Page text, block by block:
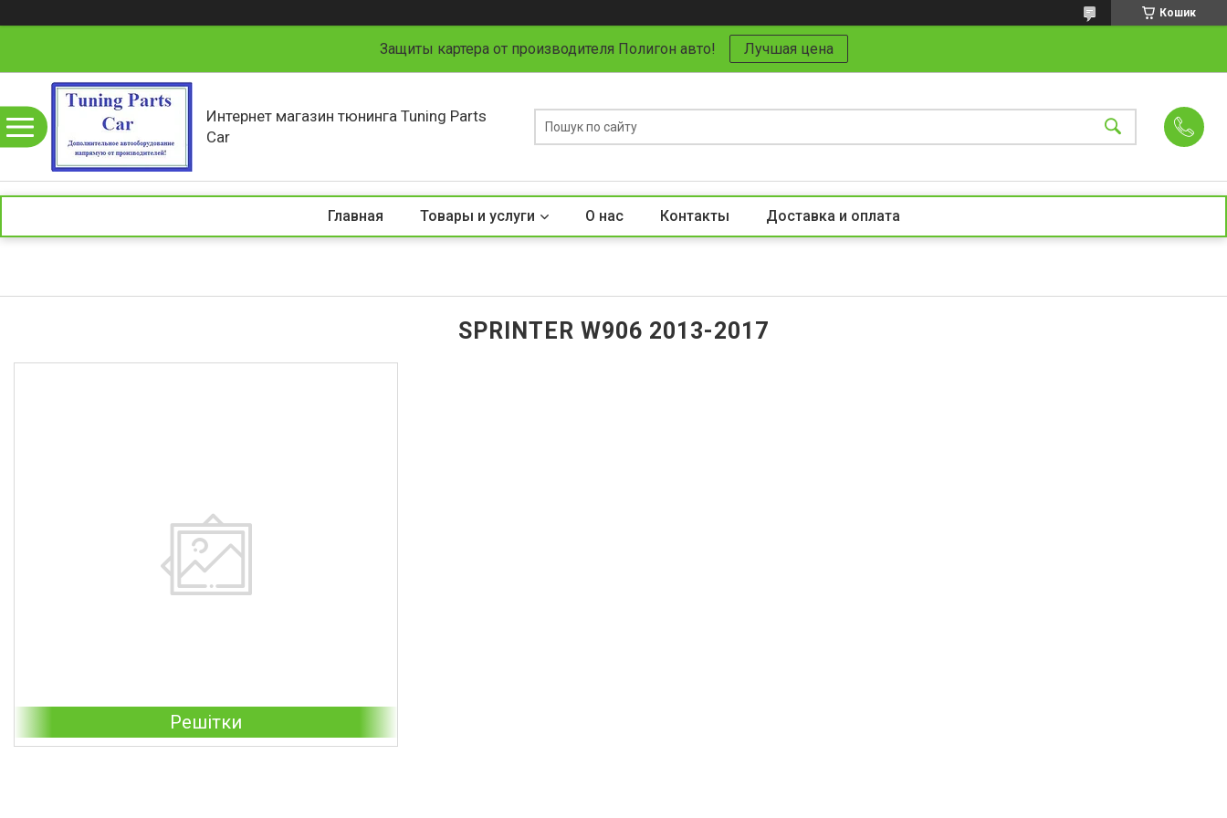
Кошик
Защиты картера от производителя Полигон авто! Лучшая цена
Интернет магазин тюнинга Tuning Parts
Car
Главная Товары и услуги О нас Контакты Доставка и оплата
SPRINTER W906 2013-2017
Решітки